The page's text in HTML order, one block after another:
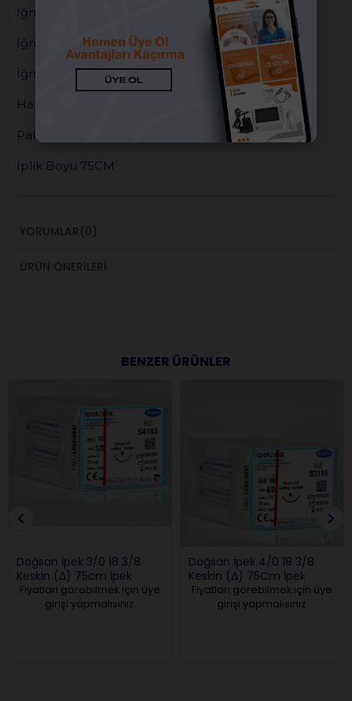
İğne Şekli (1/2 , 3/8 ...) 1/2
İğne Tipi (▼,Δ,●,PL) YUVARLAK (●)
İğne Boyu (16,18,20...) 20
Hammadde POLYESTER
Paket İçeriği 12 AD./PKT
İplik Boyu 75CM
YORUMLAR (0)
ÜRÜN ÖNERILERI
BENZER ÜRÜNLER
Doğsan İpek 3/0 18 3/8
Keskin (Δ) 75cm İpek
Fiyatları görebilmek için üye
girişi yapmalısınız.
Doğsan İpek 4/0 18 3/8
Keskin (Δ) 75Cm İpek
Emilemeyen Sütür
Fiyatları görebilmek için üye
girişi yapmalısınız.